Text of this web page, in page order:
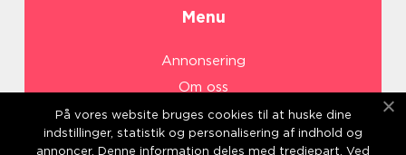
Menu
Annonsering
Om oss
Cookies
Kontakta oss
På vores website bruges cookies til at huske dine
indstillinger, statistik og personalisering af indhold og
annoncer. Denne information deles med tredjepart. Ved